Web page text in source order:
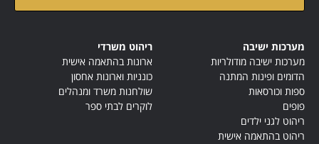
מערכות ישיבה
מערכות ישיבה מודולריות
הדומים ופינות המתנה
ספות וכורסאות
פופים
ריהוט לגני ילדים
ריהוט בהתאמה אישית
ריהוט משרדי
ארונות בהתאמה אישית
כונניות וארונות אחסון
שולחנות משרד ומנהלים
לוקרים לבתי ספר